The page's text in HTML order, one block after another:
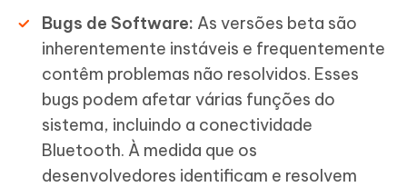
Bugs de Software: As versões beta são
inherentemente instáveis e frequentemente
contêm problemas não resolvidos. Esses
bugs podem afetar várias funções do
sistema, incluindo a conectividade
Bluetooth. À medida que os
desenvolvedores identificam e resolvem